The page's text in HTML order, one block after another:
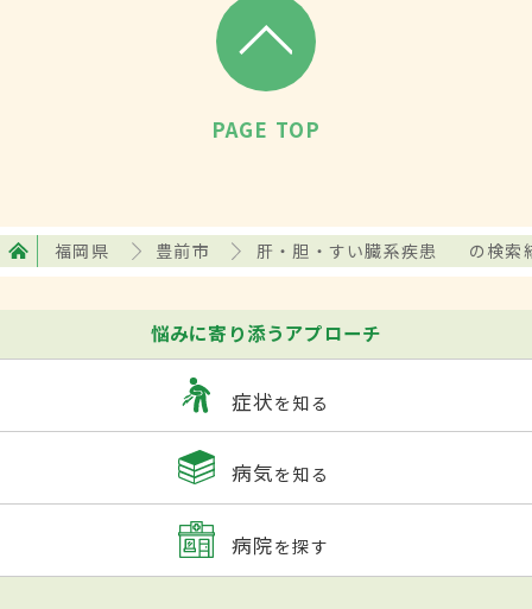
PAGE TOP
福岡県 豊前市 肝・胆・すい臓系疾患 の検索
悩みに寄り添うアプローチ
症状を知る
病気を知る
病院を探す